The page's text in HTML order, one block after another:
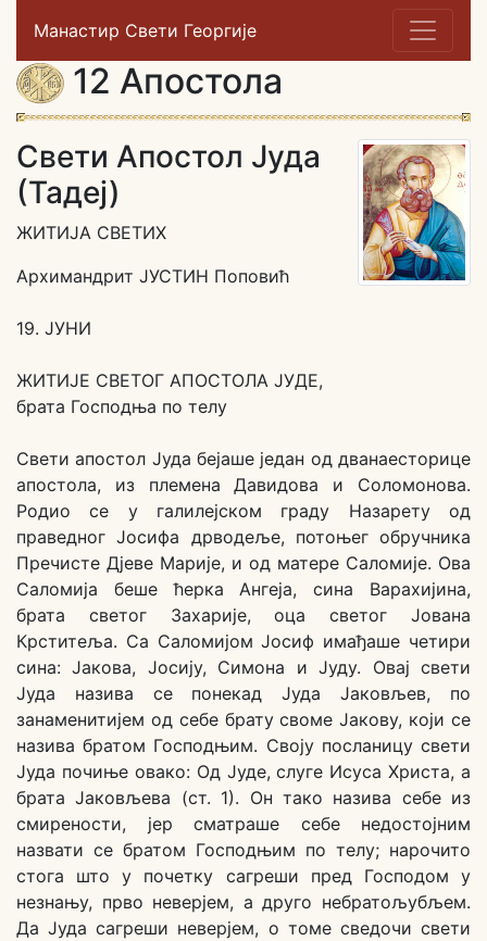
Манастир Свети Георгије
12 Апостола
Свети Апостол Јуда
(Тадеј)
ЖИТИЈА СВЕТИХ
Архимандрит ЈУСТИН Поповић
19. ЈУНИ
ЖИТИЈЕ СВЕТОГ АПОСТОЛА ЈУДЕ,
брата Господња по телу
Свети апостол Јуда бејаше један од дванаесторице
апостола, из племена Давидова и Соломонова.
Родио се у галилејском граду Назарету од
праведног Јосифа дрводеље, потоњег обручника
Пречисте Дјеве Марије, и од матере Саломије. Ова
Саломија беше ћерка Ангеја, сина Варахијина,
брата светог Захарије, оца светог Јована
Крститеља. Са Саломијом Јосиф имађаше четири
сина: Јакова, Јосију, Симона и Јуду. Овај свети
Јуда назива се понекад Јуда Јаковљев, по
занаменитијем од себе брату своме Јакову, који се
назива братом Господњим. Своју посланицу свети
Јуда почиње овако: Од Јуде, слуге Исуса Христа, а
брата Јаковљева (ст. 1). Он тако назива себе из
смирености, јер сматраше себе недостојним
назвати се братом Господњим по телу; нарочито
стога што у почетку сагреши пред Господом у
незнању, прво неверјем, а друго небратољубљем.
Да Јуда сагреши неверјем, о томе сведочи свети